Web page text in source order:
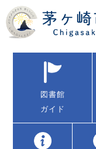
図書館
ガイド